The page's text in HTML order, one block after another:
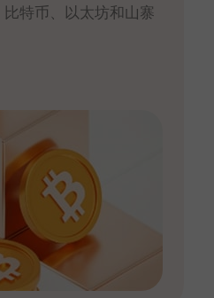
特币、以太坊和山寨